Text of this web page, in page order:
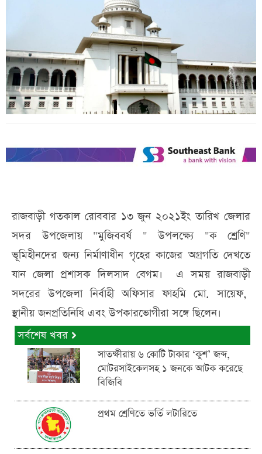
রাজবাড়ী গতকাল রোববার ১৩ জুন ২০২১ইং তারিখ জেলার
সদর উপজেলায় "মুজিববর্ষ " উপলক্ষ্যে "ক শ্রেণি"
ভূমিহীনদের জন্য নির্মাণাধীন গৃহের কাজের অগ্রগতি দেখতে
যান জেলা প্রশাসক দিলসাদ বেগম। এ সময় রাজবাড়ী
সদরের উপজেলা নির্বাহী অফিসার ফাহমি মো. সায়েফ,
স্থানীয় জনপ্রতিনিধি এবং উপকারভোগীরা সঙ্গে ছিলেন।
সর্বশেষ খবর
সাতক্ষীরায় ৬ কোটি টাকার ‘কুশ’ জব্দ,
মোটরসাইকেলসহ ১ জনকে আটক করেছে
বিজিবি
প্রথম শ্রেণিতে ভর্তি লটারিতে